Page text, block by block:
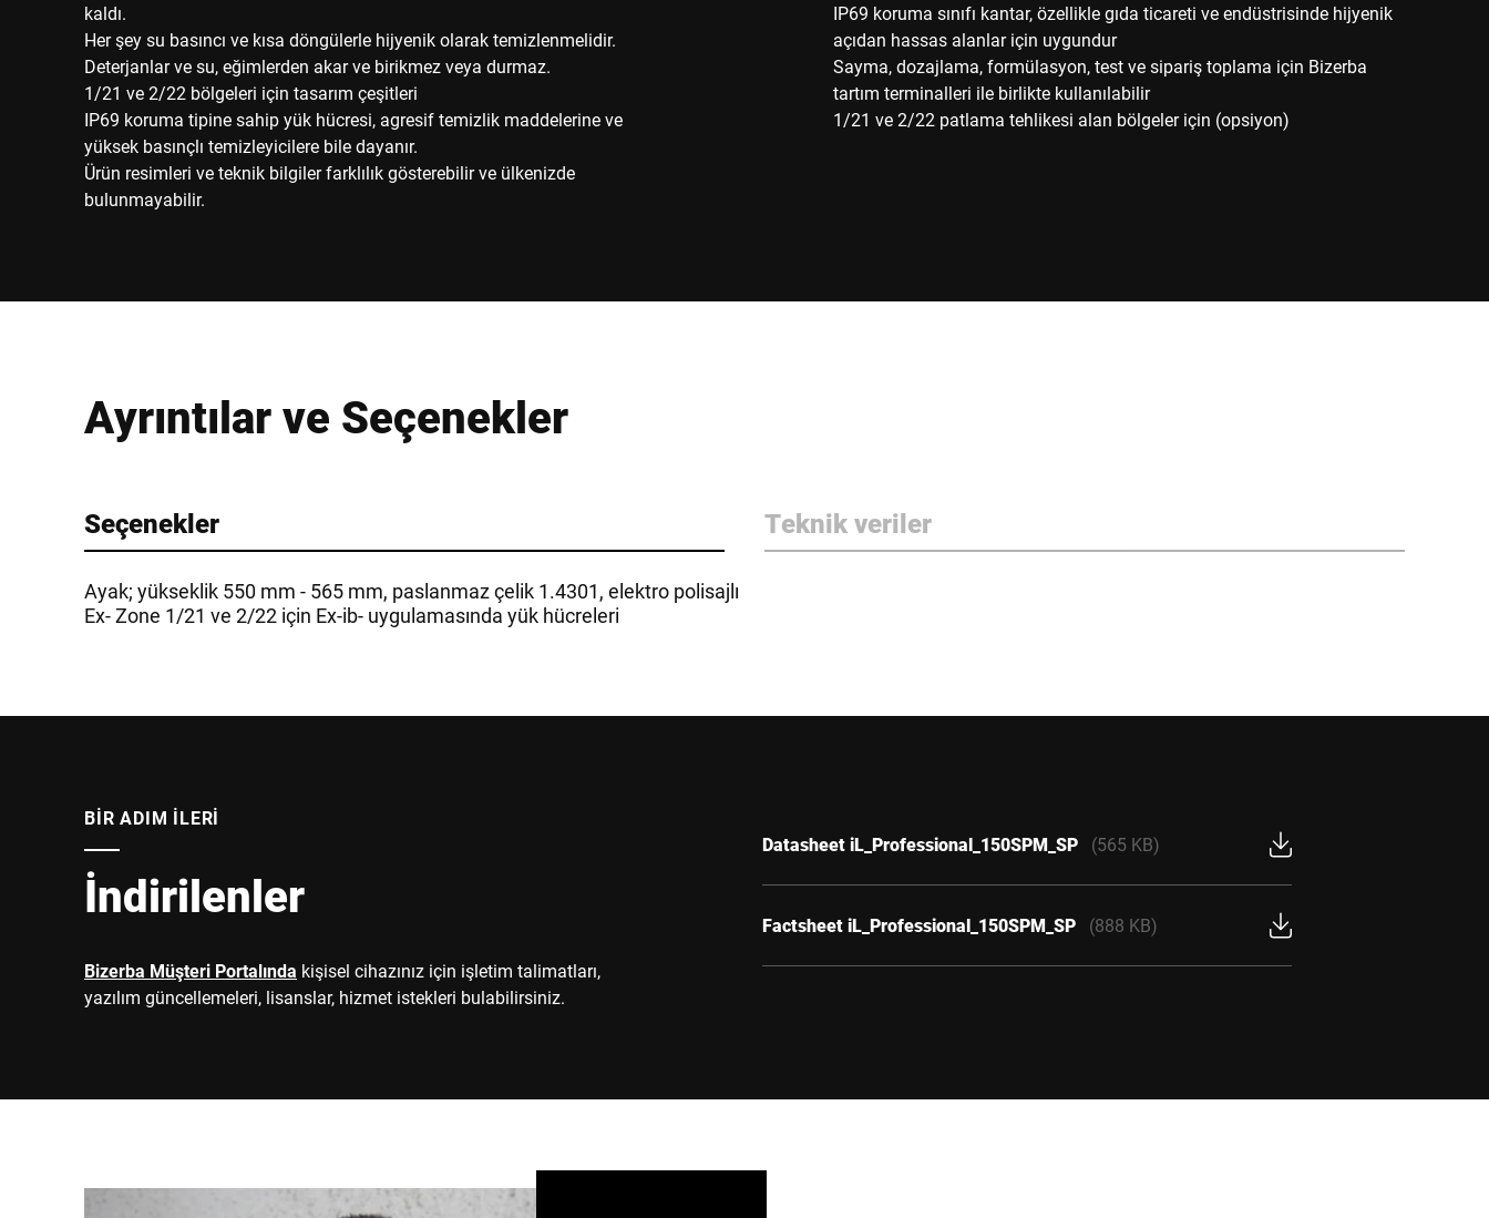
kaldı.
Her şey su basıncı ve kısa döngülerle hijyenik olarak temizlenmelidir.
Deterjanlar ve su, eğimlerden akar ve birikmez veya durmaz.
1/21 ve 2/22 bölgeleri için tasarım çeşitleri
IP69 koruma tipine sahip yük hücresi, agresif temizlik maddelerine ve
yüksek basınçlı temizleyicilere bile dayanır.
Ürün resimleri ve teknik bilgiler farklılık gösterebilir ve ülkenizde
bulunmayabilir.
IP69 koruma sınıfı kantar, özellikle gıda ticareti ve endüstrisinde hijyenik
açıdan hassas alanlar için uygundur
Sayma, dozajlama, formülasyon, test ve sipariş toplama için Bizerba
tartım terminalleri ile birlikte kullanılabilir
1/21 ve 2/22 patlama tehlikesi alan bölgeler için (opsiyon)
Ayrıntılar ve Seçenekler
Seçenekler Teknik veriler
Ayak; yükseklik 550 mm - 565 mm, paslanmaz çelik 1.4301, elektro polisajlı
Ex- Zone 1/21 ve 2/22 için Ex-ib- uygulamasında yük hücreleri
BIR ADIM ILERI
İndirilenler
Bizerba Müşteri Portalında kişisel cihazınız için işletim talimatları,
yazılım güncellemeleri, lisanslar, hizmet istekleri bulabilirsiniz.
Datasheet iL_Professional_150SPM_SP (565 KB)
Factsheet iL_Professional_150SPM_SP (888 KB)